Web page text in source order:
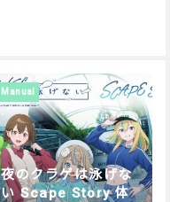
Manual
夜のクラゲは泳げな
い Scape Story 体